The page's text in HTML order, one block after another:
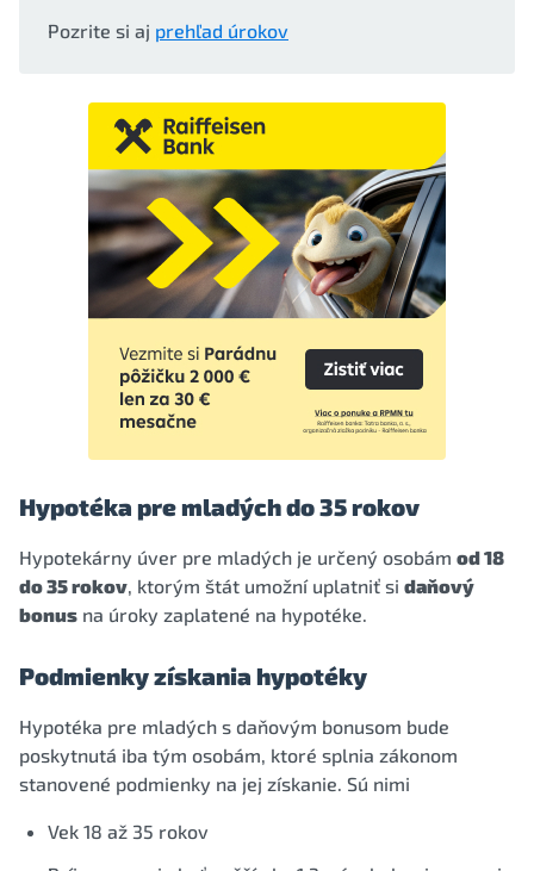
Pozrite si aj prehľad úrokov
Hypotéka pre mladých do 35 rokov
Hypotekárny úver pre mladých je určený osobám od 18
do 35 rokov, ktorým štát umožní uplatniť si daňový
bonus na úroky zaplatené na hypotéke.
Podmienky získania hypotéky
Hypotéka pre mladých s daňovým bonusom bude
poskytnutá iba tým osobám, ktoré splnia zákonom
stanovené podmienky na jej získanie. Sú nimi
Vek 18 až 35 rokov